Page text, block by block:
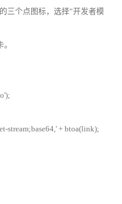
三个点图标，选择“开发者模
stream;base64,' + btoa(link);